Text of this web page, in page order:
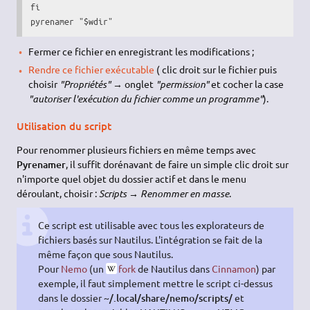
fi
pyrenamer "$wdir"
Fermer ce fichier en enregistrant les modifications ;
Rendre ce fichier exécutable ( clic droit sur le fichier puis
choisir "Propriétés"→ onglet "permission"et cocher la case
"autoriser l'exécution du fichier comme un programme").
Utilisation du script
Pour renommer plusieurs fichiers en même temps avec
Pyrenamer, il suffit dorénavant de faire un simple clic droit sur
n'importe quel objet du dossier actif et dans le menu
déroulant, choisir :Scripts → Renommer en masse.
Ce script est utilisable avec tous les explorateurs de
fichiers basés sur Nautilus. L'intégration se fait de la
même façon que sous Nautilus.
PourNemo(un forkde Nautilus dansCinnamon) par
exemple, il faut simplement mettre le script ci-dessus
dans le dossier~/.local/share/nemo/scripts/et